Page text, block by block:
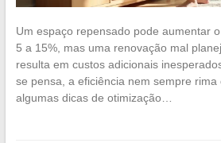
Um espaço repensado pode aumentar
5 a 15%, mas uma renovação mal
resulta em custos adicionais
se pensa, a eficiência nem sempre rima
algumas dicas de otimização…